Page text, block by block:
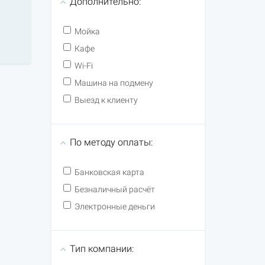
Мойка
Кафе
Wi-Fi
Машина на подмену
Выезд к клиенту
По методу оплаты:
Банковская карта
Безналичный расчёт
Электронные деньги
Тип компании: